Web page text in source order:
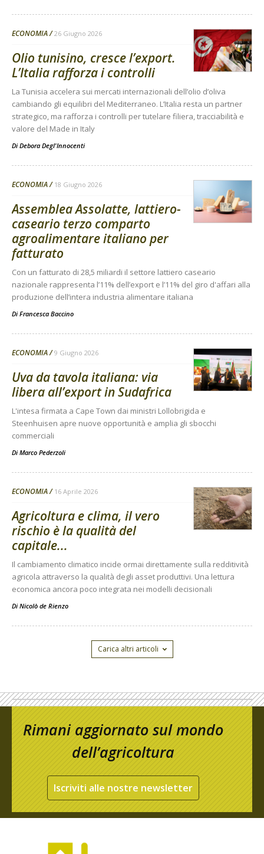
ECONOMIA 26 Giugno 2026
Olio tunisino, cresce l’export.
L’Italia rafforza i controlli
La Tunisia accelera sui mercati internazionali dell’olio d’oliva
cambiando gli equilibri del Mediterraneo. L’Italia resta un partner
strategico, ma rafforza i controlli per tutelare filiera, tracciabilità e
valore del Made in Italy
Di Debora Degl'Innocenti
ECONOMIA 18 Giugno 2026
Assemblea Assolatte, lattiero-
caseario terzo comparto
agroalimentare italiano per
fatturato
Con un fatturato di 28,5 miliardi il settore lattiero caseario
nazionale rappresenta l’11% dell’export e l’11% del giro d'affari alla
produzione dell’intera industria alimentare italiana
Di Francesca Baccino
ECONOMIA 9 Giugno 2026
Uva da tavola italiana: via
libera all’export in Sudafrica
L'intesa firmata a Cape Town dai ministri Lollobrigida e
Steenhuisen apre nuove opportunità e amplia gli sbocchi
commerciali
Di Marco Pederzoli
ECONOMIA 16 Aprile 2026
Agricoltura e clima, il vero
rischio è la qualità del
capitale...
Il cambiamento climatico incide ormai direttamente sulla redditività
agricola attraverso la qualità degli asset produttivi. Una lettura
economica ancora poco integrata nei modelli decisionali
Di Nicolò de Rienzo
Carica altri articoli
Rimani aggiornato sul mondo
dell’agricoltura
Iscriviti alle nostre newsletter